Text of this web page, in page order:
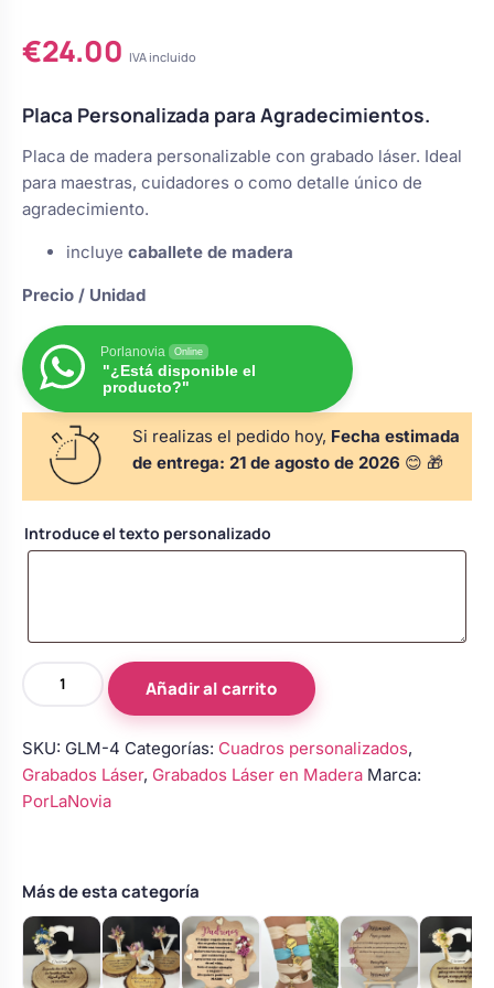
alianzas
porta alianzas
y pala tarta
damas de honor
personalizadas
Sorpresas y Diversión
Detalles de comunión para invitados
Bolsos personalizados
Neceseres personalizados
Otros regalos
de 5 en
base a
cliente
€24.00 IVA incluido
Placa Personalizada para Agradecimientos.
Placa de madera personalizable con grabado láser. Ideal
para maestras, cuidadores o como detalle único de
agradecimiento.
incluye caballete de madera
Precio / Unidad
Porlanovia Online
"¿Está disponible el
producto?"
Si realizas el pedido hoy, Fecha estimada
de entrega: 21 de agosto de 2026 😊 🎁
Introduce el texto personalizado
Personalizada
para
Agradecimientos
Añadir al carrito
SKU: GLM-4 Categorías: Cuadros personalizados,
Grabados Láser, Grabados Láser en Madera Marca:
PorLaNovia
Más de esta categoría